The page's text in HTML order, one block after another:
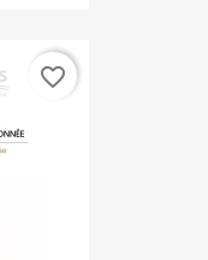
favorite_border